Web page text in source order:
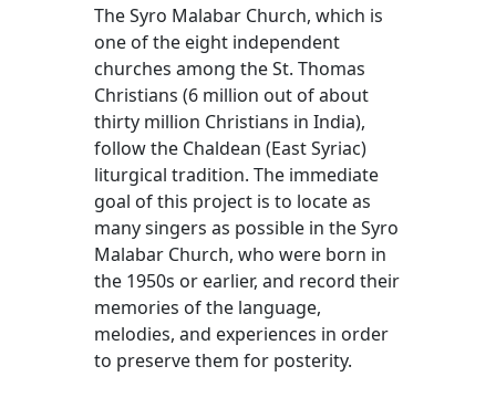
The Syro Malabar Church, which is
one of the eight independent
churches among the St. Thomas
Christians (6 million out of about
thirty million Christians in India),
follow the Chaldean (East Syriac)
liturgical tradition. The immediate
goal of this project is to locate as
many singers as possible in the Syro
Malabar Church, who were born in
the 1950s or earlier, and record their
memories of the language,
melodies, and experiences in order
to preserve them for posterity.